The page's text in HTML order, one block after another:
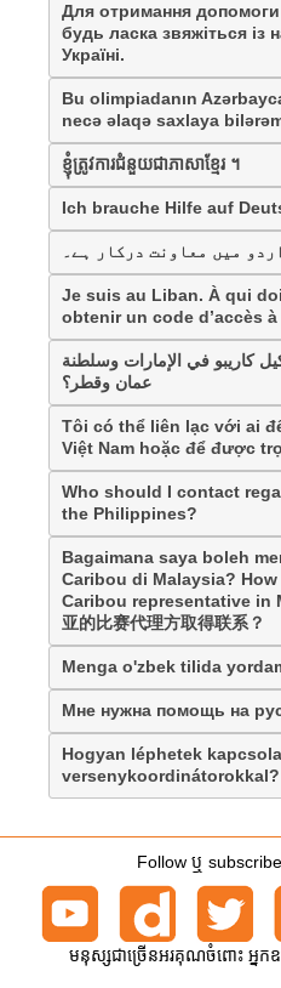
Для отримання
будь ласка звяжіться
Україні.
Bu olimpiadanın
necə əlaqə saxlaya
ខ្ញុំត្រូវការជំនួយជាភាសាខ្មែរ ។
Ich brauche Hilfe auf
میں معاونت درکار ہے۔
Je suis au Liban. À qui
obtenir un code d’accès
كاريبو في الإمارات وسلطنة
عمان وقطر؟
Tôi có thể liên lạc với ai
Việt Nam hoặc để được
Who should I contact
the Philippines?
Bagaimana saya boleh
Caribou di Malaysia?
Caribou representative in
亚的比赛代理方取得联系？
Menga o'zbek tilida
Мне нужна помощь на
Hogyan léphetek
versenykoordinátorokkal?
Follow ឬ
មនុស្សជាច្រើនអរគុណចំពោះ អ្នក